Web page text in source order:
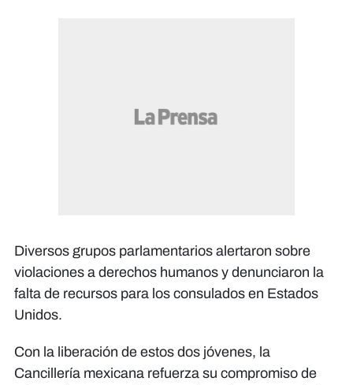
Diversos grupos parlamentarios alertaron sobre
violaciones a derechos humanos y denunciaron la
falta de recursos para los consulados en Estados
Unidos.
Con la liberación de estos dos jóvenes, la
Cancillería mexicana refuerza su compromiso de